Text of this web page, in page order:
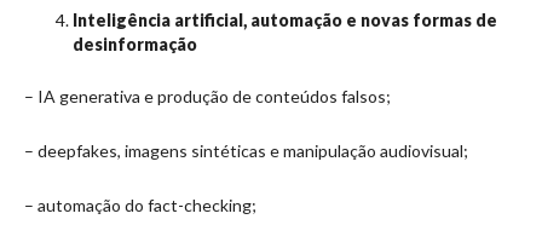
Inteligência artificial, automação e novas formas de
desinformação
– IA generativa e produção de conteúdos falsos;
– deepfakes, imagens sintéticas e manipulação audiovisual;
– automação do fact-checking;